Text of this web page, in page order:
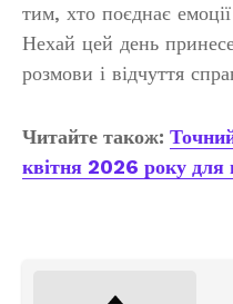
тим, хто поєднає
Нехай цей день
розмови і відчуття
Читайте також:
квітня 2026 року для